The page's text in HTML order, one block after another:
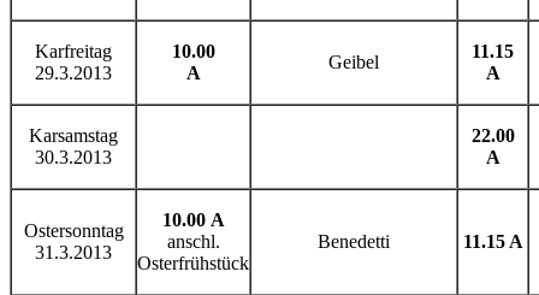
Karfreitag
29.3.2013
10.00
A
Geibel
11.15
A
Karsamstag
30.3.2013
22.00
A
Ostersonntag
31.3.2013
10.00 A
anschl.
Osterfrühstück
Benedetti 11.15 A